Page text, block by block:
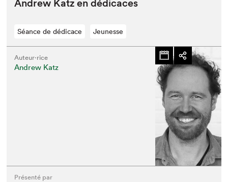
Andrew Katz en dédicaces
Séance de dédicace Jeunesse
Auteur·rice
Andrew Katz
Présenté par